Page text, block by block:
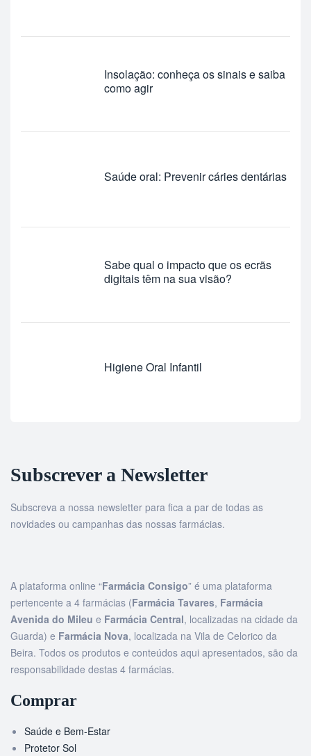
Insolação: conheça os sinais e saiba
como agir
Saúde oral: Prevenir cáries dentárias
Sabe qual o impacto que os ecrãs
digitais têm na sua visão?
Higiene Oral Infantil
Subscrever a Newsletter
Subscreva a nossa newsletter para fica a par de todas as
novidades ou campanhas das nossas farmácias.
A plataforma online “Farmácia Consigo” é uma plataforma
pertencente a 4 farmácias (Farmácia Tavares, Farmácia
Avenida do Mileu e Farmácia Central, localizadas na cidade da
Guarda) e Farmácia Nova, localizada na Vila de Celorico da
Beira. Todos os produtos e conteúdos aqui apresentados, são da
responsabilidade destas 4 farmácias.
Comprar
Saúde e Bem-Estar
Protetor Sol